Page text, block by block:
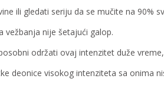
ili gledati seriju da se mučite na 90%
vežbanja nije šetajući galop.
održati ovaj intenzitet duže
deonice visokog intenziteta sa onima